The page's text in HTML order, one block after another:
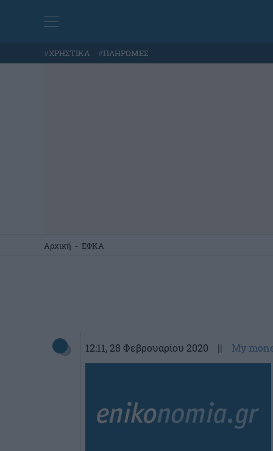
#ΧΡΗΣΤΙΚΑ #ΠΛΗΡΩΜΕΣ
Αρχική - ΕΦΚΑ
12:11, 28 Φεβρουαρίου 2020 || My